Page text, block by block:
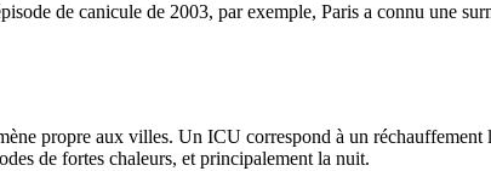
de canicule de 2003, par exemple, Paris a connu une
propre aux villes. Un ICU correspond à un réchauffement
de fortes chaleurs, et principalement la nuit.